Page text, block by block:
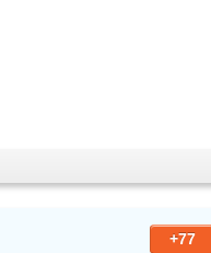
+77